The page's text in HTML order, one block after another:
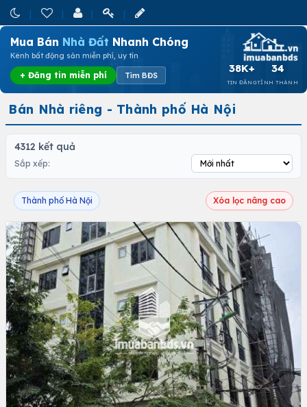
Mua Bán Nhà Đất Nhanh Chóng
Kênh bất động sản miễn phí, uy tín
+ Đăng tin miễn phí Tìm BĐS
38K+
TIN ĐĂNG
34
TỈNH THÀNH
Bán Nhà riêng - Thành phố Hà Nội
4312 kết quả
Sắp xếp:
Thành phố Hà Nội Xóa lọc nâng cao